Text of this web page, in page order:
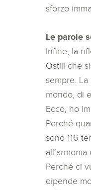
sforzo
Le parole
Infine, la
Ostili che
sempre.
mondo, di
Ecco, ho
Perché
sono 116
Perché ci
dipende